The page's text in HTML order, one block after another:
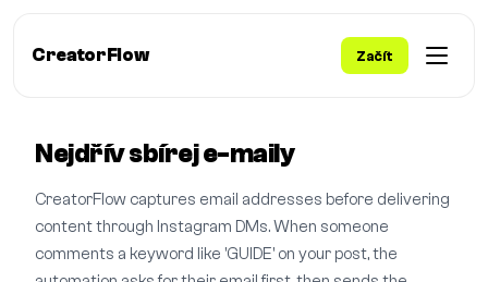
CreatorFlow Začít
Nejdřív sbírej e-maily
CreatorFlow captures email addresses before delivering
content through Instagram DMs. When someone
comments a keyword like 'GUIDE' on your post, the